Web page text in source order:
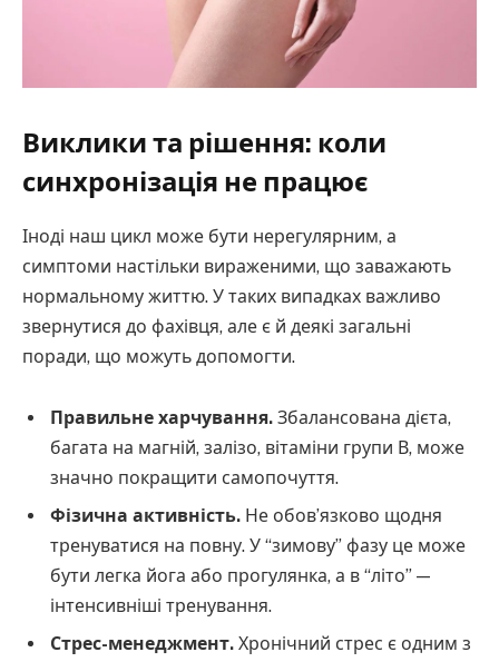
Виклики та рішення: коли
синхронізація не працює
Іноді наш цикл може бути нерегулярним, а
симптоми настільки вираженими, що заважають
нормальному життю. У таких випадках важливо
звернутися до фахівця, але є й деякі загальні
поради, що можуть допомогти.
Правильне харчування. Збалансована дієта,
багата на магній, залізо, вітаміни групи В, може
значно покращити самопочуття.
Фізична активність. Не обов’язково щодня
тренуватися на повну. У “зимову” фазу це може
бути легка йога або прогулянка, а в “літо” —
інтенсивніші тренування.
Стрес-менеджмент. Хронічний стрес є одним з